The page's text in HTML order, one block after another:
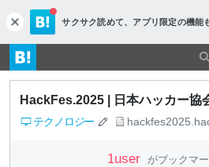
c
l
o
s
e
サクサク読めて、 アプリ限定の機能
HackFes.2025 | 日本ハッカー協
テクノロジー
1user がブックマ